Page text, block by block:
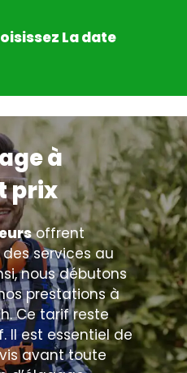
La date
à
prix
offrent
services au
nous débutons
prestations à
Ce tarif reste
Il est essentiel de
avant toute